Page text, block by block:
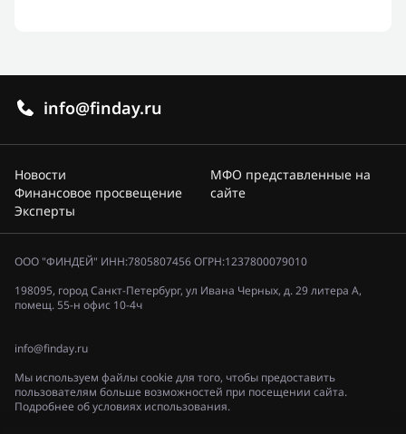
info@finday.ru
Новости
Финансовое просвещение
Эксперты
МФО представленные на
сайте
ООО "ФИНДЕЙ" ИНН:7805807456 ОГРН:1237800079010
198095, город Санкт-Петербург, ул Ивана Черных, д. 29 литера А,
помещ. 55-н офис 10-4ч
info@finday.ru
Мы используем файлы cookie для того, чтобы предоставить
пользователям больше возможностей при посещении сайта.
Подробнее об условиях использования.